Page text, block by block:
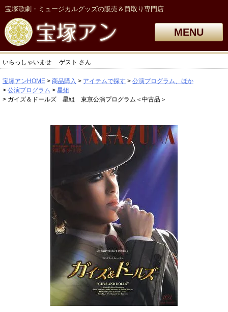
宝塚歌劇・ミュージカルグッズの販売＆買取り専門店
MENU
いらっしゃいませ ゲスト さん
宝塚アンHOME 商品購入 アイテムで探す
公演プログラム、ほか
公演プログラム
星組
ガイズ＆ドールズ 星組 東京公演プログラム＜中古品＞